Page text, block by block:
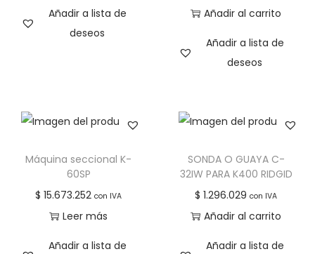
Añadir a lista de
deseos
Añadir al carrito
Añadir a lista de
deseos
Máquina seccional K-
60SP
$ 15.673.252 con IVA
Leer más
Añadir a lista de
SONDA O GUAYA C-
32IW PARA K400 RIDGID
$ 1.296.029 con IVA
Añadir al carrito
Añadir a lista de